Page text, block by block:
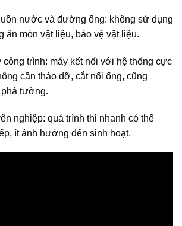
nước và đường ống: không sử dụng
ăn mòn vật liệu, bảo vệ vật liệu.
công trình: máy kết nối với hệ thống cực
cần tháo dỡ, cắt nối ống, cũng
phá tường.
nghiệp: quá trình thi nhanh có thể
ít ảnh hưởng đến sinh hoạt.